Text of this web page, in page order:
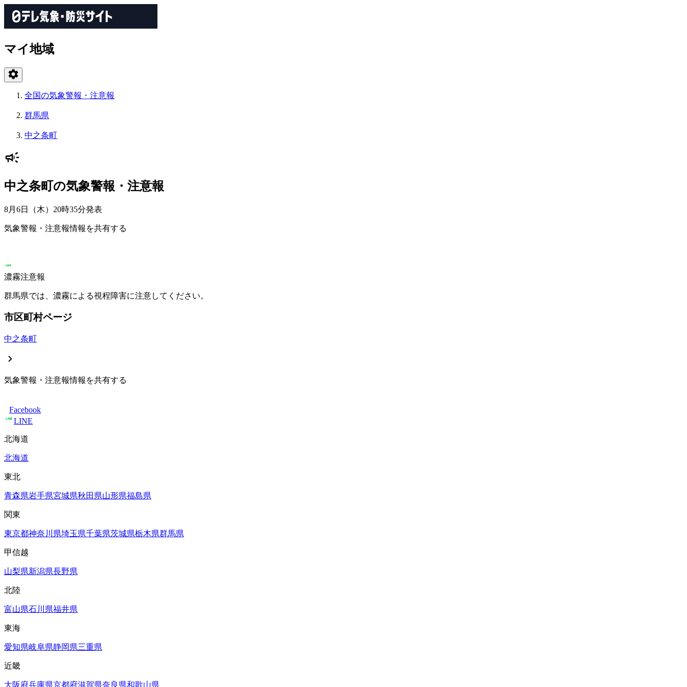
マイ地域
全国の気象警報・注意報
群馬県
中之条町
中之条町の気象警報・注意報
8月6日（木）20時35分発表
気象警報・注意報情報を共有する
濃霧注意報
群馬県では、濃霧による視程障害に注意してください。
市区町村ページ
中之条町
気象警報・注意報情報を共有する
Facebook
LINE
北海道
北海道
東北
青森県岩手県宮城県秋田県山形県福島県
関東
東京都神奈川県埼玉県千葉県茨城県栃木県群馬県
甲信越
山梨県新潟県長野県
北陸
富山県石川県福井県
東海
愛知県岐阜県静岡県三重県
近畿
大阪府兵庫県京都府滋賀県奈良県和歌山県